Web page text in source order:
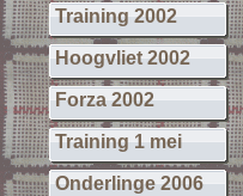
Training 2002
Hoogvliet 2002
Forza 2002
Training 1 mei
Onderlinge 2006